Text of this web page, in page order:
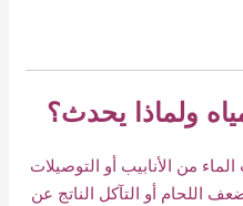
ولماذا يحدث؟
من الأنابيب أو التوصيلات
اللحام أو التآكل الناتج عن